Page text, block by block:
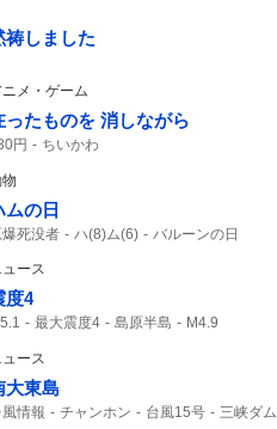
祷しました
ニメ・ゲーム
ったものを 消しながら
円 ちいかわ
ムの日
爆死没者 ハ(8)ム(6)
バルーンの日
ュース
度4
最大震度4 島原半島
M4.9
筑後地方
津波の心配はありません
緊急地震速報
地震の規模
ュース
大東島
風情報 チャンホン 台風15号
三峡ダム